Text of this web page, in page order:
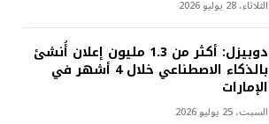
الثلاثاء، 28 يوليو 2026
دوبيزل: أكثر من 1.3 مليون إعلان أُنشئ
بالذكاء الاصطناعي خلال 4 أشهر في
الإمارات
السبت، 25 يوليو 2026